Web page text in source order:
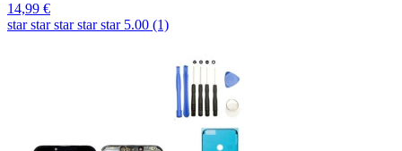
14,99 €
star star star star star 5.00 (1)